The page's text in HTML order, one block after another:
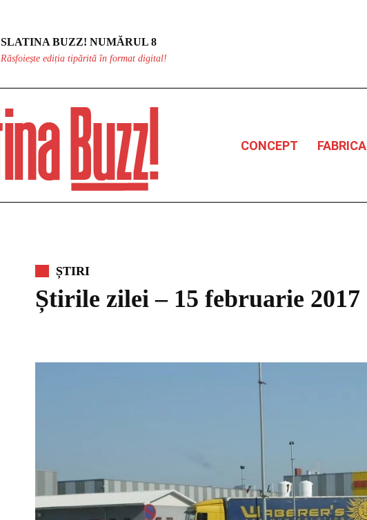
SLATINA BUZZ! NUMĂRUL 8
Răsfoiește ediția tipărită în format digital!
CONCEPT FABRICA
ȘTIRI
Știrile zilei – 15 februarie 2017